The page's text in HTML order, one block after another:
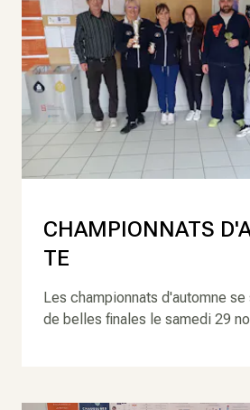
CHAMPIONNATS
TE
Les championnats d'automne
de belles finales le samedi 29